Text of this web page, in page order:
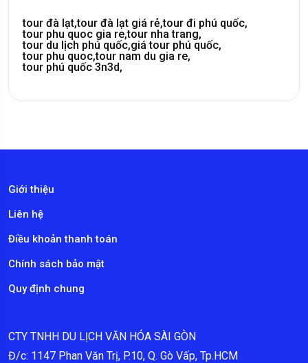
tour đà lạt,tour đà lạt giá rẻ,tour đi phú quốc,
tour phu quoc gia re,tour nha trang,
tour du lịch phú quốc,giá tour phú quốc,
tour phu quoc,tour nam du gia re,
tour phú quốc 3n3d,
Giới thiệu
Liên hệ
Điều khoản thanh toán
Chính sách bảo mật
Quy định chung
CTY TNHH DU LỊCH VĂN HÓA SÀI GÒN
Đ/c: 1147 Phan Văn Trị, P.10, Q. Gò Vấp, Tp.HCM